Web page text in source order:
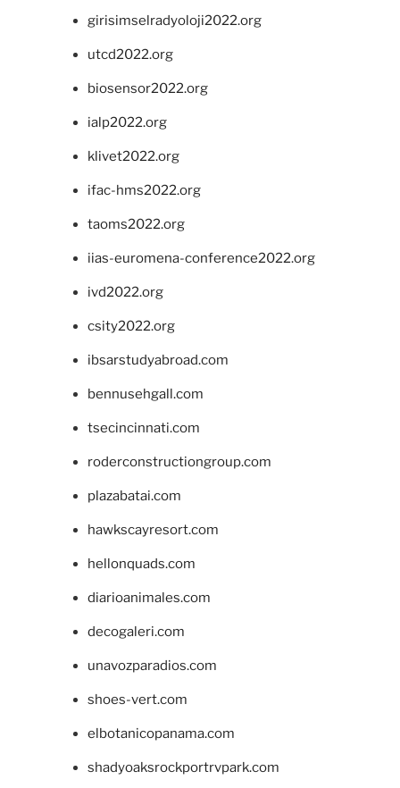
girisimselradyoloji2022.org
utcd2022.org
biosensor2022.org
ialp2022.org
klivet2022.org
ifac-hms2022.org
taoms2022.org
iias-euromena-conference2022.org
ivd2022.org
csity2022.org
ibsarstudyabroad.com
bennusehgall.com
tsecincinnati.com
roderconstructiongroup.com
plazabatai.com
hawkscayresort.com
hellonquads.com
diarioanimales.com
decogaleri.com
unavozparadios.com
shoes-vert.com
elbotanicopanama.com
shadyoaksrockportrvpark.com